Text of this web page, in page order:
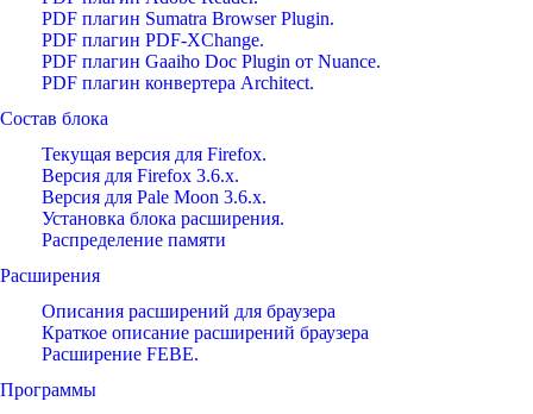
PDF плагин Sumatra Browser Plugin.
PDF плагин PDF-XChange.
PDF плагин Gaaiho Doc Plugin от Nuance.
PDF плагин конвертера Architect.
Состав блока
Текущая версия для Firefox.
Версия для Firefox 3.6.х.
Версия для Pale Moon 3.6.x.
Установка блока расширения.
Распределение памяти
Расширения
Описания расширений для браузера
Краткое описание расширений браузера
Расширение FEBE.
Программы